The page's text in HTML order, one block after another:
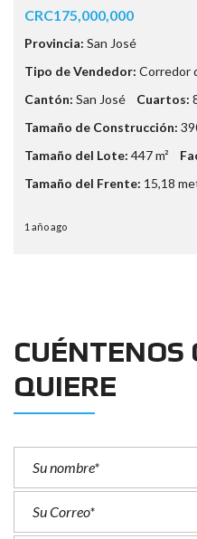
CRC175,000,000
Provincia: San José
Tipo de Vendedor: Corredor
Cantón: San José Cuartos:
Tamaño de Construcción:
Tamaño del Lote: 447 m²
Tamaño del Frente: 15,18
1 año ago
CUÉNTENOS
QUIERE